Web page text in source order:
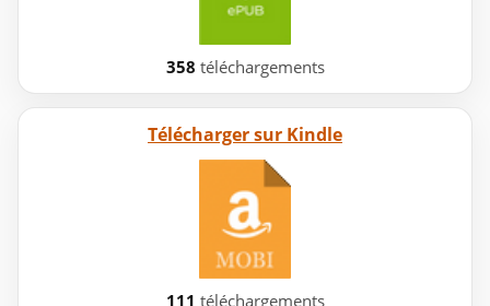
358 téléchargements
Télécharger sur Kindle
111 téléchargements